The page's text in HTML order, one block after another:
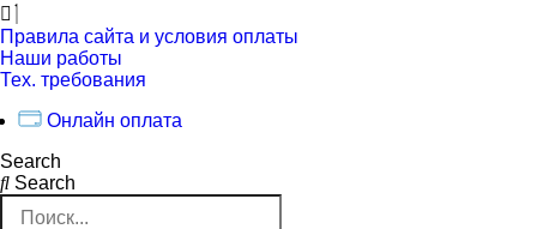
Перейти
к
контенту
Правила сайта и условия оплаты
Наши работы
Тех. требования
Онлайн оплата
Search
Search